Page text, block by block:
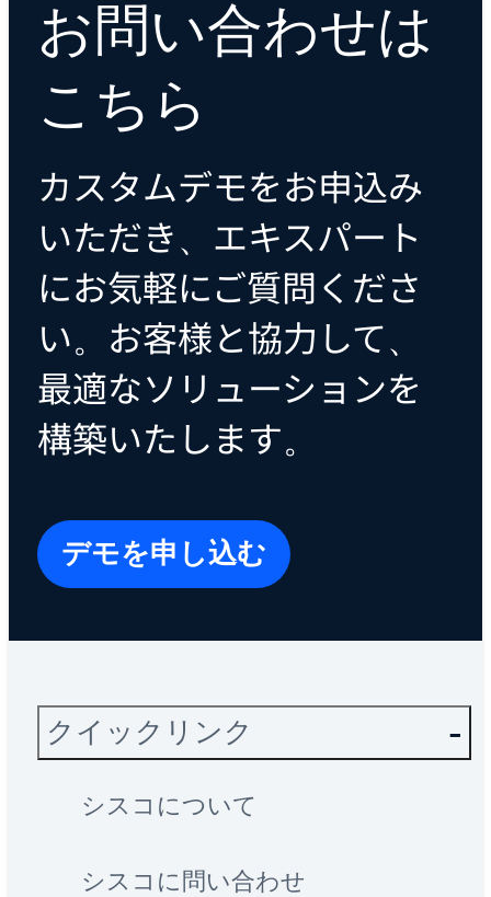
お問い合わせは
こちら
カスタムデモをお申込み
いただき、エキスパート
にお気軽にご質問くださ
い。お客様と協力して、
最適なソリューションを
構築いたします。
デモを申し込む
クイックリンク
シスコについて
シスコに問い合わせ